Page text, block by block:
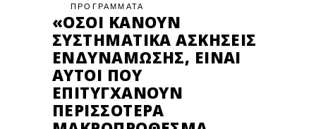
ΠΡΟΓΡΑΜΜΑΤΑ
«ΌΣΟΙ ΚΆΝΟΥΝ
ΣΥΣΤΗΜΑΤΙΚΆ ΑΣΚΉΣΕΙΣ
ΕΝΔΥΝΆΜΩΣΗΣ, ΕΊΝΑΙ
ΑΥΤΟΊ ΠΟΥ
ΕΠΙΤΥΓΧΆΝΟΥΝ
ΠΕΡΙΣΣΌΤΕΡΑ